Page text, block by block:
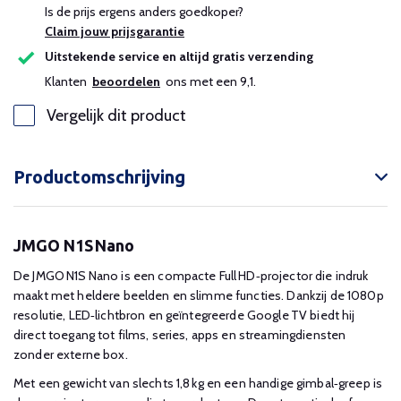
Is de prijs ergens anders goedkoper?
Claim jouw prijsgarantie
Uitstekende service en altijd gratis verzending
Klanten beoordelen ons met een 9,1.
Vergelijk dit product
Productomschrijving
JMGO N1S Nano
De JMGO N1S Nano is een compacte Full HD‑projector die indruk
maakt met heldere beelden en slimme functies. Dankzij de 1080p
resolutie, LED‑lichtbron en geïntegreerde Google TV biedt hij
direct toegang tot films, series, apps en streamingdiensten
zonder externe box.
Met een gewicht van slechts 1,8 kg en een handige gimbal‑greep is